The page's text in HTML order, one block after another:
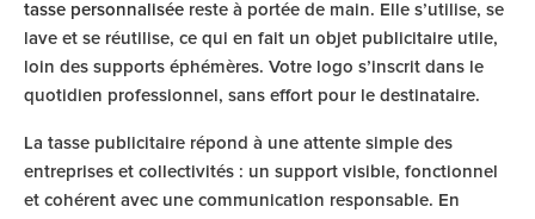
tasse personnalisée reste à portée de main. Elle s’utilise, se
lave et se réutilise, ce qui en fait un objet publicitaire utile,
loin des supports éphémères. Votre logo s’inscrit dans le
quotidien professionnel, sans effort pour le destinataire.
La tasse publicitaire répond à une attente simple des
entreprises et collectivités : un support visible, fonctionnel
et cohérent avec une communication responsable. En